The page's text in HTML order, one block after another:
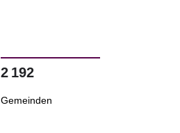
2 192
Gemeinden